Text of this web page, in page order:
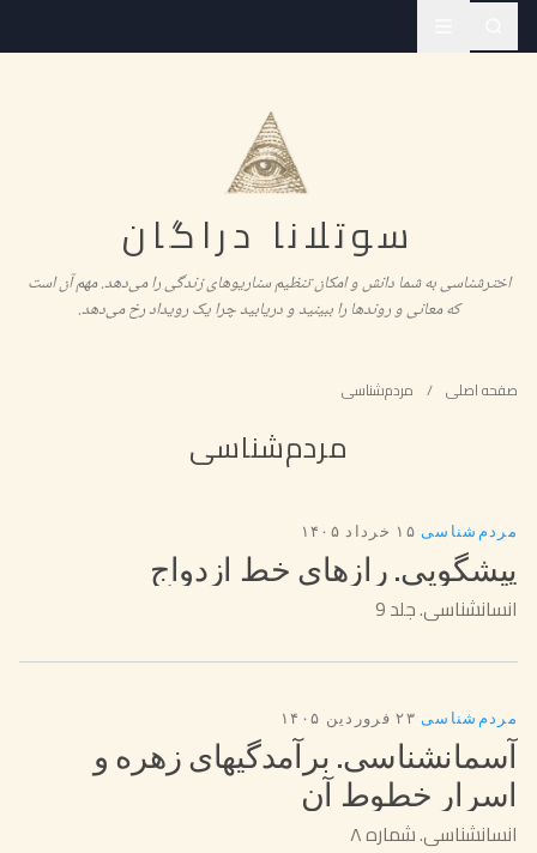
سوتلانا دراگان
اخترشناسی به شما دانش و امکان تنظیم سناریوهای زندگی را می‌دهد. مهم آن است
که معانی و روندها را ببینید و دریابید چرا یک رویداد رخ می‌دهد.
صفحه اصلی / مردم‌شناسی
مردم‌شناسی
مردم‌شناسی· ۱۵ خرداد ۱۴۰۵
پیشگویی. رازهای خط ازدواج
انسانشناسی. جلد 9
مردم‌شناسی ۲۳ فروردین ۱۴۰۵
آسمانشناسی. برآمدگیهای زهره و
اسرار خطوط آن
انسانشناسی. شماره ۸